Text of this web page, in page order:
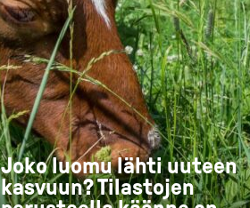
Joko luomu lähti uuteen
kasvuun? Tilastojen